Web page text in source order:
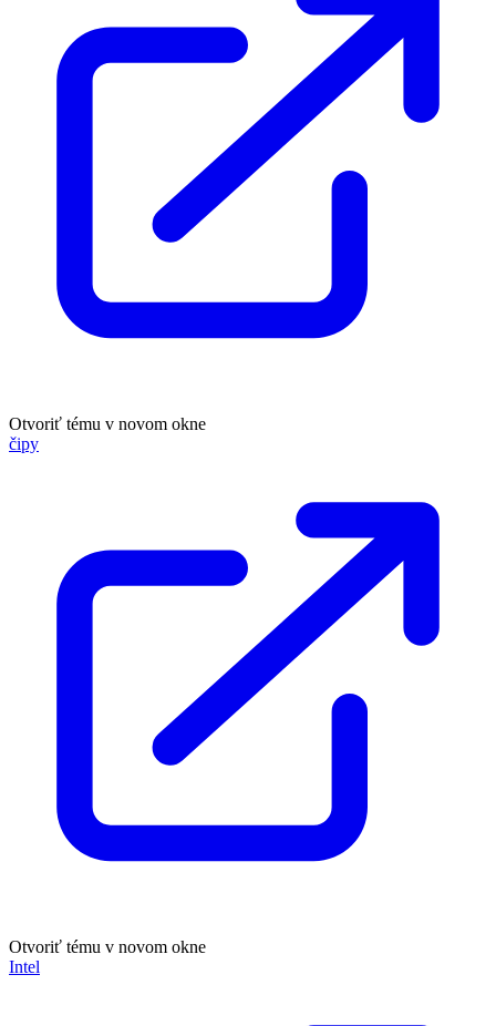
Otvoriť tému v novom okne
čipy
Otvoriť tému v novom okne
Intel